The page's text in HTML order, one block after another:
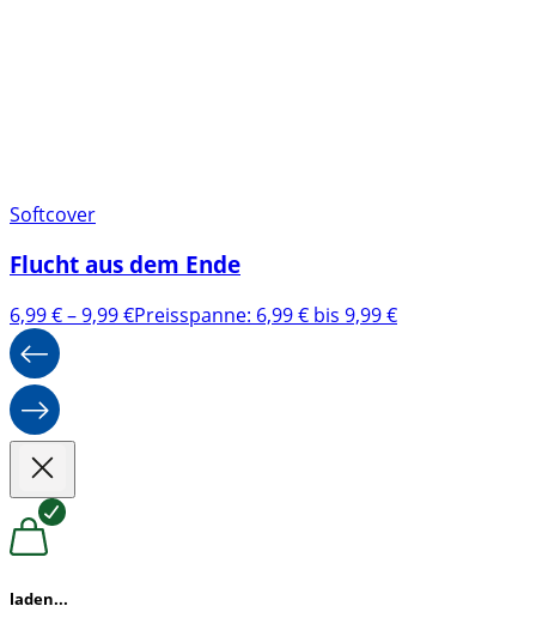
Softcover
Flucht aus dem Ende
6,99€–9,99€Preisspanne: 6,99 € bis 9,99 €
laden...